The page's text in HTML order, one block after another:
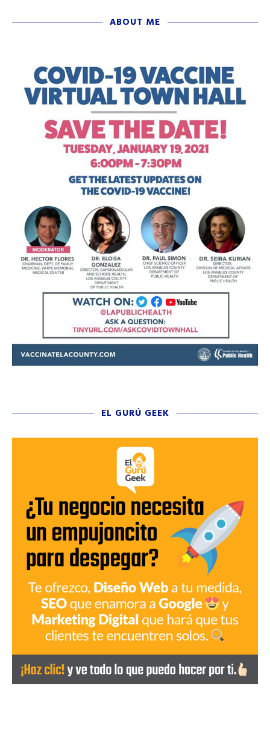
ABOUT ME
EL GURÚ GEEK